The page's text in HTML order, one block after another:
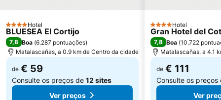
4 Estrelas
Hotel
BLUESEA El Cortijo
7,8 Boa (6.287 pontuações)
Matalascañas, a 0.9 km de Centro da cidade
de € 59
Consulte os preços de 12 sites
Ver preços
4 Estrelas
Hotel
Gran Hotel del
7,8 Boa (10.722
Matalascañas, a 4.1
de € 111
Consulte os
Ver